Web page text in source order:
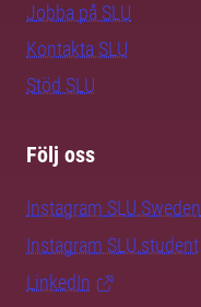
Jobba på SLU
Kontakta SLU
Stöd SLU
Följ oss
Instagram SLU.Sweden
Instagram SLU.student
LinkedIn